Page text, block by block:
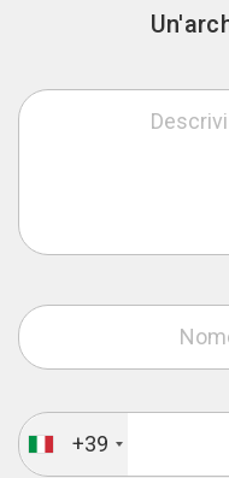
+39